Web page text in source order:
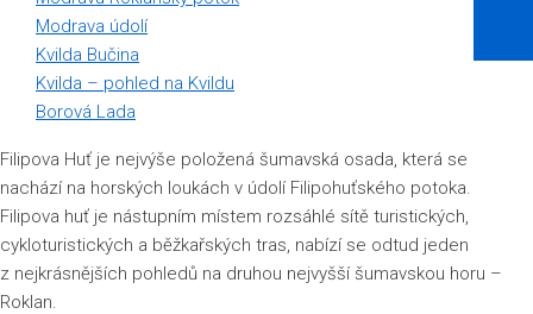
Modrava údolí
Kvilda Bučina
Kvilda – pohled na Kvildu
Borová Lada
Filipova Huť je nejvýše položená šumavská osada, která se
nachází na horských loukách v údolí Filipohuťského potoka.
Filipova huť je nástupním místem rozsáhlé sítě turistických,
cykloturistických a běžkařských tras, nabízí se odtud jeden
z nejkrásnějších pohledů na druhou nejvyšší šumavskou horu –
Roklan.